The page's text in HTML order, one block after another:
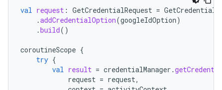
val request : GetCredentialRequest =
.addCredentialOption(googleIdOption)
.build()
coroutineScope {
try {
val result = credentialManager .
request = request,